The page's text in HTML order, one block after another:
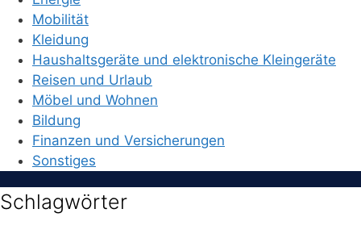
Mobilität
Kleidung
Haushaltsgeräte und elektronische Kleingeräte
Reisen und Urlaub
Möbel und Wohnen
Bildung
Finanzen und Versicherungen
Sonstiges
Schlagwörter